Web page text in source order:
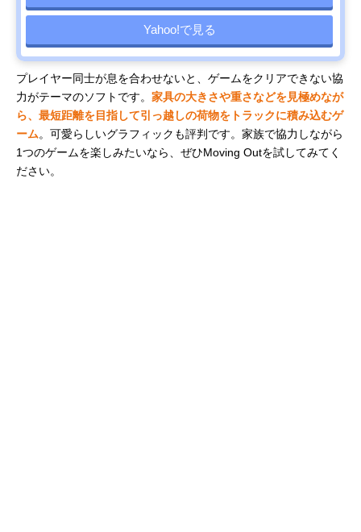
Yahoo!で見る
プレイヤー同士が息を合わせないと、ゲームをクリアできない協
力がテーマのソフトです。 家具の大きさや重さなどを見極めなが
ら、最短距離を目指して引っ越しの荷物をトラックに積み込むゲ
ーム。可愛らしいグラフィックも評判です。家族で協力しながら
1つのゲームを楽しみたいなら、ぜひMoving Outを試してみてく
ださい。